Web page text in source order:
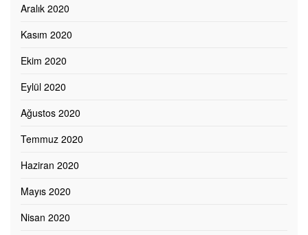
Aralık 2020
Kasım 2020
Ekim 2020
Eylül 2020
Ağustos 2020
Temmuz 2020
Haziran 2020
Mayıs 2020
Nisan 2020